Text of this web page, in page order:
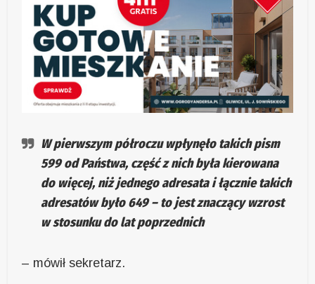
W pierwszym półroczu wpłynęło takich pism
599 od Państwa, część z nich była kierowana
do więcej, niż jednego adresata i łącznie takich
adresatów było 649 – to jest znaczący wzrost
w stosunku do lat poprzednich
– mówił sekretarz.